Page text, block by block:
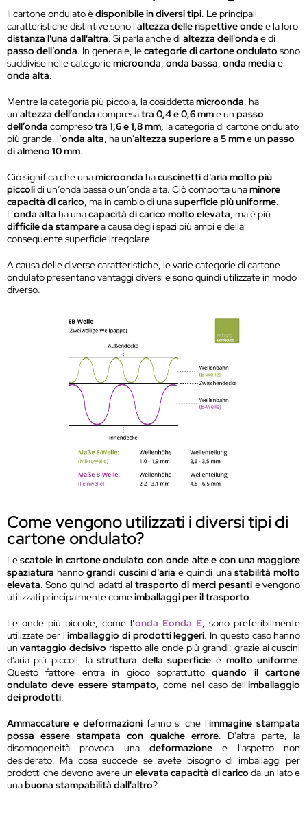
Il cartone ondulato èdisponibile in diversi tipi. Le principali
caratteristiche distintive sono l'altezza delle rispettive ondee la loro
distanza l'una dall'altra. Si parla anche di altezza dell'onda e di
passo dell’onda. In generale, lecategorie di cartone ondulato sono
suddivise nelle categoriemicroonda, onda bassa, onda media e
onda alta.
Mentre la categoria più piccola, la cosiddettamicroonda, ha
un'altezza dell’onda compresatra 0,4 e 0,6 mme un passo
dell’onda compresotra 1,6 e 1,8 mm, la categoria di cartone ondulato
più grande, l’onda alta, ha un'altezza superiore a 5 mme un passo
di almeno 10 mm.
Ciò significa che unamicroonda hacuscinetti d'aria molto più
piccolidi un’onda bassa o un’onda alta. Ciò comporta unaminore
capacità di carico, ma in cambio di unasuperficie più uniforme.
L’onda alta ha unacapacità di carico molto elevata, ma è più
difficile da stamparea causa degli spazi più ampi e della
conseguente superficie irregolare.
A causa delle diverse caratteristiche, le varie categorie di cartone
ondulato presentano vantaggi diversi e sono quindi utilizzate in modo
diverso.
Come vengono utilizzati i diversi tipi di
cartone ondulato?
Lescatole in cartone ondulato con onde alte e con una maggiore
spaziatura hannograndi cuscini d'aria e quindi unastabilità molto
elevata. Sono quindi adatti al trasporto di merci pesantie vengono
utilizzati principalmente comeimballaggi per il trasporto.
Le onde più piccole, come l’onda Eonda E, sono preferibilmente
utilizzate per l'imballaggio di prodotti leggeri. In questo caso hanno
unvantaggio decisivo rispetto alle onde più grandi: grazie ai cuscini
d'aria più piccoli, lastruttura della superficie è molto uniforme.
Questo fattore entra in gioco soprattuttoquando il cartone
ondulato deve essere stampato, come nel caso dell'imballaggio
dei prodotti.
Ammaccature e deformazionifanno sì che l'immagine stampata
possa essere stampata con qualche errore. D'altra parte, la
disomogeneità provoca una deformazionee l'aspetto non
desiderato. Ma cosa succede se avete bisogno di imballaggi per
prodotti che devono avere un'elevata capacità di carico da un lato e
unabuona stampabilità dall'altro?